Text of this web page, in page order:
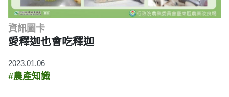
資訊圖卡
愛釋迦也會吃釋迦
2023.01.06
#農產知識